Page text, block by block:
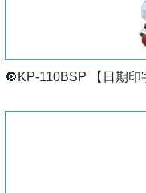
🔘KP-110BSP 【日期